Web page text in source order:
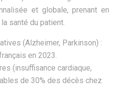
et globale, prenant en
santé du patient.
(Alzheimer, Parkinson) :
en 2023.
(insuffisance cardiaque,
de 30% des décès chez